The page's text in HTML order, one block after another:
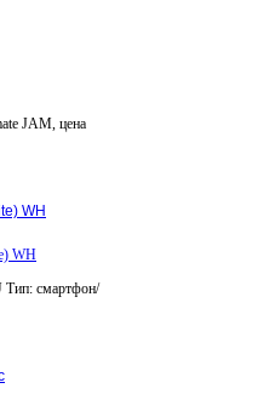
JAM, цена
WH
Тип: смартфон/